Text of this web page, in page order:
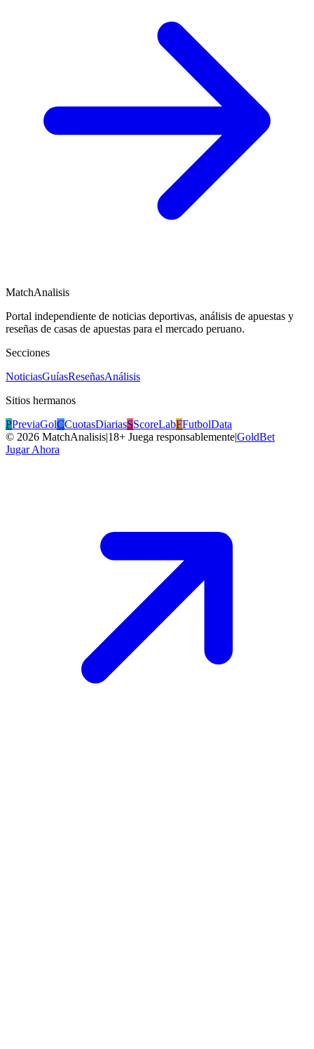
MatchAnalisis
Portal independiente de noticias deportivas, análisis de apuestas y
reseñas de casas de apuestas para el mercado peruano.
Secciones
NoticiasGuíasReseñasAnálisis
Sitios hermanos
PPreviaGolCCuotasDiariasSScoreLabFFutbolData
© 2026 MatchAnalisis|18+ Juega responsablemente|GoldBet
Jugar Ahora